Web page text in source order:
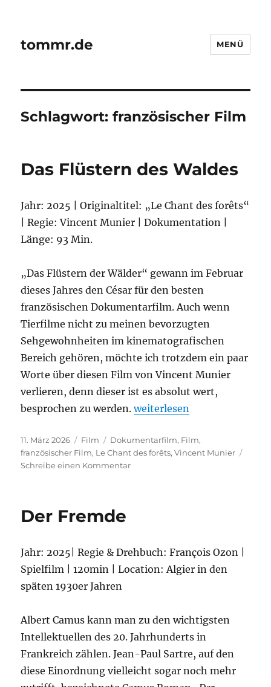
tommr.de MENÜ
Schlagwort:französischer Film
Das Flüstern des Waldes
Jahr: 2025 | Originaltitel: „Le Chant des forêts“
| Regie: Vincent Munier | Dokumentation |
Länge: 93 Min.
„Das Flüstern der Wälder“ gewann im Februar
dieses Jahres den César für den besten
französischen Dokumentarfilm. Auch wenn
Tierfilme nicht zu meinen bevorzugten
Sehgewohnheiten im kinematografischen
Bereich gehören, möchte ich trotzdem ein paar
Worte über diesen Film von Vincent Munier
verlieren, denn dieser ist es absolut wert,
besprochen zu werden.„Das Flüstern des Waldes“
weiterlesen
Veröffentlicht
am
11. März 2026 Kategorien
Film Schlagwörter
Dokumentarfilm, Film,
französischer Film, Le Chant des forêts,Vincent Munier
Schreibe einen Kommentarzu
Der Fremde
Jahr: 2025| Regie & Drehbuch: François Ozon |
Spielfilm | 120min | Location: Algier in den
späten 1930er Jahren
Albert Camus kann man zu den wichtigsten
Intellektuellen des 20. Jahrhunderts in
Frankreich zählen. Jean-Paul Sartre, auf den
diese Einordnung vielleicht sogar noch mehr